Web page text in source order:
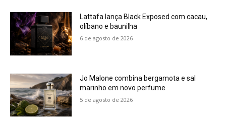
Lattafa lança Black Exposed com cacau,
olíbano e baunilha
6 de agosto de 2026
Jo Malone combina bergamota e sal
marinho em novo perfume
5 de agosto de 2026